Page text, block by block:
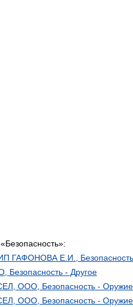
ГАФОНОВА Е.И.,
- Другое
ООО, Безопасность - Оружие
ООО, Безопасность - Оружие